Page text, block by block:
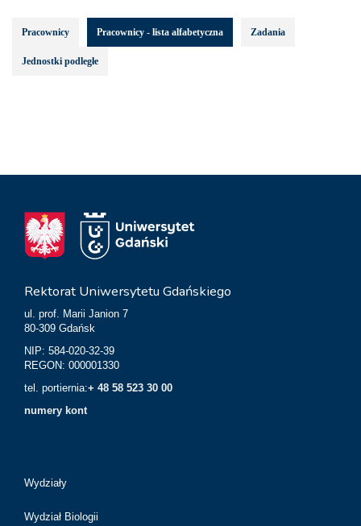
Pracownicy Pracownicy - lista alfabetyczna Zadania
Jednostki podległe
Rektorat Uniwersytetu Gdańskiego
ul. prof. Marii Janion 7
80-309 Gdańsk
NIP: 584-020-32-39
REGON: 000001330
tel. portiernia:+ 48 58 523 30 00
numery kont
Wydziały
Wydział Biologii